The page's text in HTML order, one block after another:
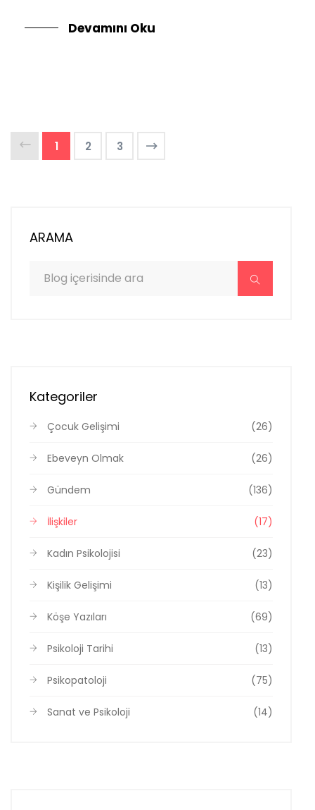
Devamını Oku
1 2 3
ARAMA
Kategoriler
Çocuk Gelişimi (26)
Ebeveyn Olmak (26)
Gündem (136)
İlişkiler (17)
Kadın Psikolojisi (23)
Kişilik Gelişimi (13)
Köşe Yazıları (69)
Psikoloji Tarihi (13)
Psikopatoloji (75)
Sanat ve Psikoloji (14)